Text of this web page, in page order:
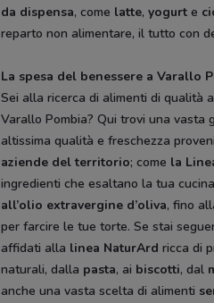
da dispensa, come latte,yogurt e
reparto non alimentare, il tutto con
La spesa del benessere a Varallo
Sei alla ricerca di alimenti di qualità
Varallo Pombia? Qui trovi una vasta
altissima qualità e freschezza
aziende del territorio; come la
ingredienti che esaltano la tua
all’olio extravergine d’oliva, fino
per farcire le tue torte. Se stai
affidati alla linea NaturArd ricca di
naturali, dalla pasta, ai biscotti, dal
anche una vasta scelta di alimenti